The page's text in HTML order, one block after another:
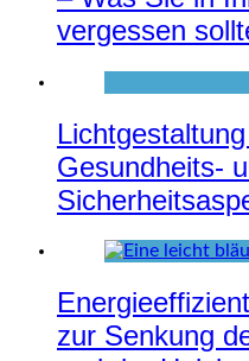
vergessen
Gesundheits-
zur Senkung